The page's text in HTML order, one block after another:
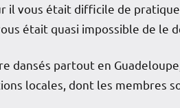
il vous était difficile de
était quasi impossible de le
dansés partout en
locales, dont les membres